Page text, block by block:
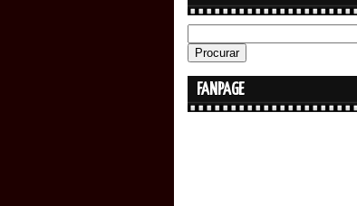
FANPAGE